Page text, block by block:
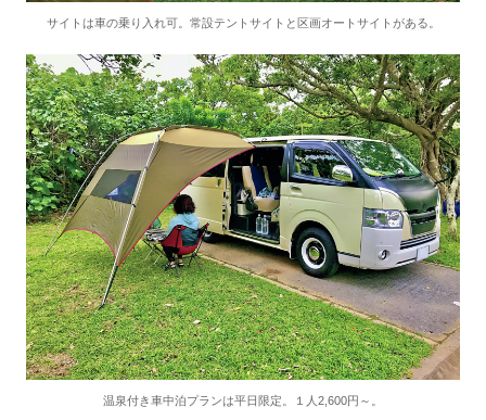
サイトは車の乗り入れ可。常設テントサイトと区画オートサイトがある。
温泉付き車中泊プランは平日限定。１人2,600円～。